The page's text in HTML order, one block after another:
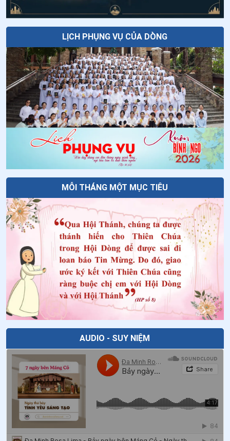
27.Tại sao màu đỏ lại là màu tang lễ của Đức Giáo
28.Thánh lễ và ý lễ, một sắc lệnh mới nhằm bảo đảm sự
minh bạch và đúng đắn hơn
29.Chúng ta có phải giữ chay vào các Chúa nhật Mùa
Chay hay không?
30.Tại sao Mùa Chay không có ngày cố định?
Sử dụng lễ phục màu hồng cho lễ cưới được không?
Ý nghĩa của tro trong ngày Lễ Tro
LỊCH PHỤNG VỤ CỦA DÒNG
MỖI THÁNG MỘT MỤC TIÊU
AUDIO - SUY NIỆM